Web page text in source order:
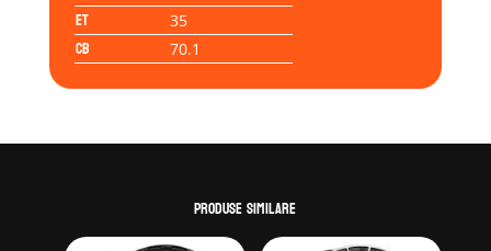
ET 35
CB 70.1
Produse similare